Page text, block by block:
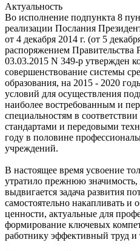
Актуальность
Во исполнение подпункта 8
реализации Послания
от 4 декабря 2014 г. (от 5
распоряжением Правительства
03.03.2015 N 349-р утвержден
совершенствование системы
образования, на 2015 - 2020
условий для осуществления
наиболее востребованным и
специальностям в
стандартами и передовыми
году в половине
учреждений.
В настоящее время усвоение
утратило прежнюю
выдвигается задача развития
самостоятельно накапливать и
ценности, актуальные для
формирование ключевых
работнику эффективный труд и